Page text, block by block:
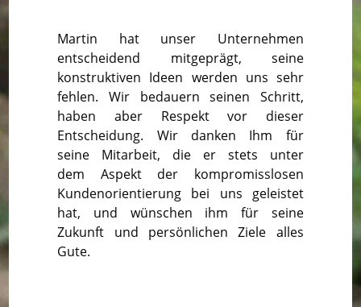
Martin hat unser Unternehmen
entscheidend mitgeprägt, seine
konstruktiven Ideen werden uns sehr
fehlen. Wir bedauern seinen Schritt,
haben aber Respekt vor dieser
Entscheidung. Wir danken Ihm für
seine Mitarbeit, die er stets unter
dem Aspekt der kompromisslosen
Kundenorientierung bei uns geleistet
hat, und wünschen ihm für seine
Zukunft und persönlichen Ziele alles
Gute.